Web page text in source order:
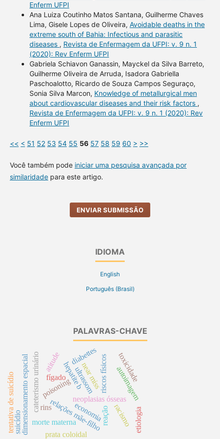
Enferm UFPI
Ana Luiza Coutinho Matos Santana, Guilherme Chaves
Lima, Gisele Lopes de Oliveira, Avoidable deaths in the
extreme south of Bahia: Infectious and parasitic
diseases , Revista de Enfermagem da UFPI: v. 9 n. 1
(2020): Rev Enferm UFPI
Gabriela Schiavon Ganassin, Mayckel da Silva Barreto,
Guilherme Oliveira de Arruda, Isadora Gabriella
Paschoalotto, Ricardo de Souza Campos Seguraço,
Sonia Silva Marcon, Knowledge of metallurgical men
about cardiovascular diseases and their risk factors ,
Revista de Enfermagem da UFPI: v. 9 n. 1 (2020): Rev
Enferm UFPI
<< < 51 52 53 54 55 56 57 58 59 60 > >>
Você também pode iniciar uma pesquisa avançada por
similaridadepara este artigo.
ENVIAR SUBMISSÃO
IDIOMA
English
Português (Brasil)
PALAVRAS-CHAVE
hepatite b
neoplasias ósseas
poisoningultrassom
cateterismo urinário near miss
relações mãe-filho
dimensionamento espacial riscos físicos autoimagem
morte maternaeconomia
suicídio
tentativa de suicídio reação
prata coloidal
diabettes toxicidade
fígado
rins racismo
atitude
etiologia